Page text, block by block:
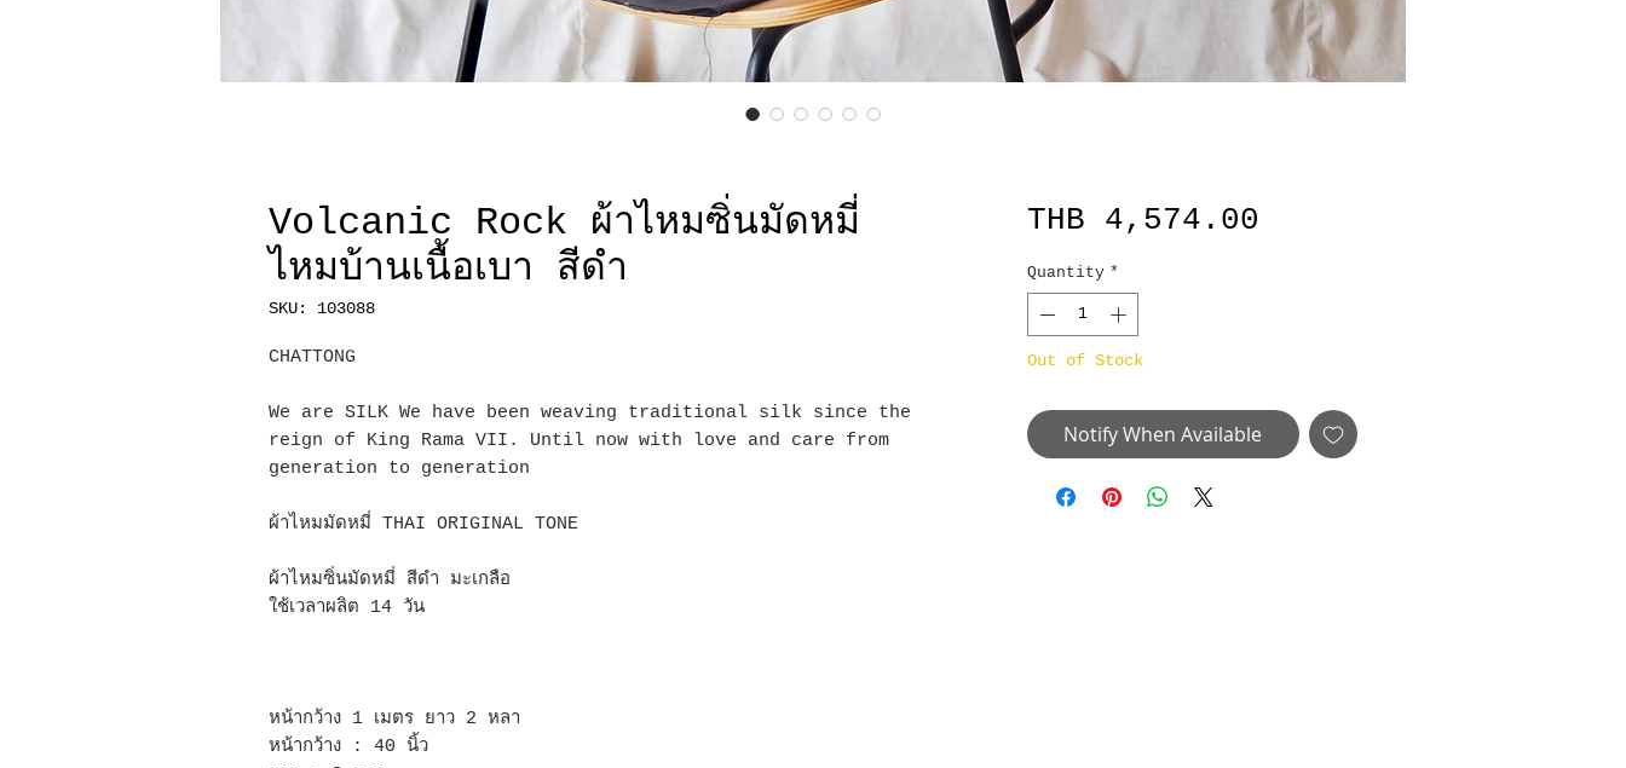
Volcanic Rock ผ้าไหมซิ่นมัดหมี่
ไหมบ้านเนื้อเบา สีดำ
SKU: 103088
CHATTONG
We are SILK We have been weaving traditional silk since the
reign of King Rama VII. Until now with love and care from
generation to generation
ผ้าไหมมัดหมี่ THAI ORIGINAL TONE
ผ้าไหมซิ่นมัดหมี่ สีดำ มะเกลือ
ใช้เวลาผลิต 14 วัน
หน้ากว้าง 1 เมตร ยาว 2 หลา
หน้ากว้าง : 40 นิ้ว
THB 4,574.00
Quantity *
Out of Stock
Notify When Available